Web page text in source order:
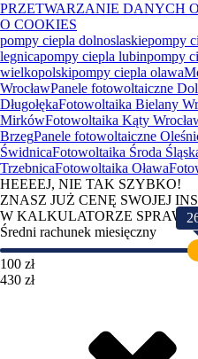
PRZETWARZANIE DANYCH
O COOKIES
pompy ciepla dolnoslaskiepompy
legnicapompy ciepla lubinpompy
wielkopolskipompy ciepla olawa
WrocławPanele fotowoltaiczne
DługołękaFotowoltaika Bielany
MirkówFotowoltaika Kąty
BrzegPanele fotowoltaiczne
ŚwidnicaFotowoltaika Środa
TrzebnicaFotowoltaika Oława
HEEEEJ, NIE TAK SZYBKO!
ZNASZ JUŻ CENĘ SWOJEJ
W KALKULATORZE
Średni rachunek miesięczny
100 zł
430 zł